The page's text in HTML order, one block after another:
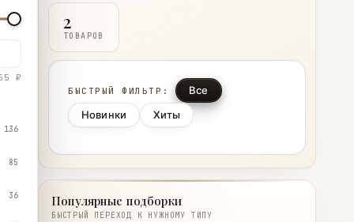
2
ТОВАРОВ
БЫСТРЫЙ ФИЛЬТР:
Все
Новинки
Хиты
₽
136
85
36 Популярные подборки
БЫСТРЫЙ ПЕРЕХОД К НУЖНОМУ ТИПУ